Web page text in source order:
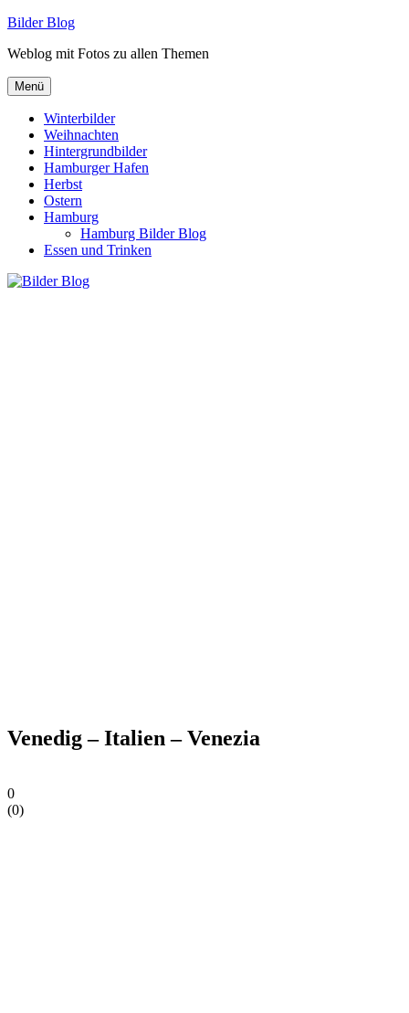
Zum
springen
Bilder Blog
Weblog mit Fotos zu allen Themen
Menü
Winterbilder
Weihnachten
Hintergrundbilder
Hamburger Hafen
Herbst
Ostern
Hamburg
Hamburg Bilder Blog
Essen und Trinken
Venedig – Italien – Venezia
0
(0)